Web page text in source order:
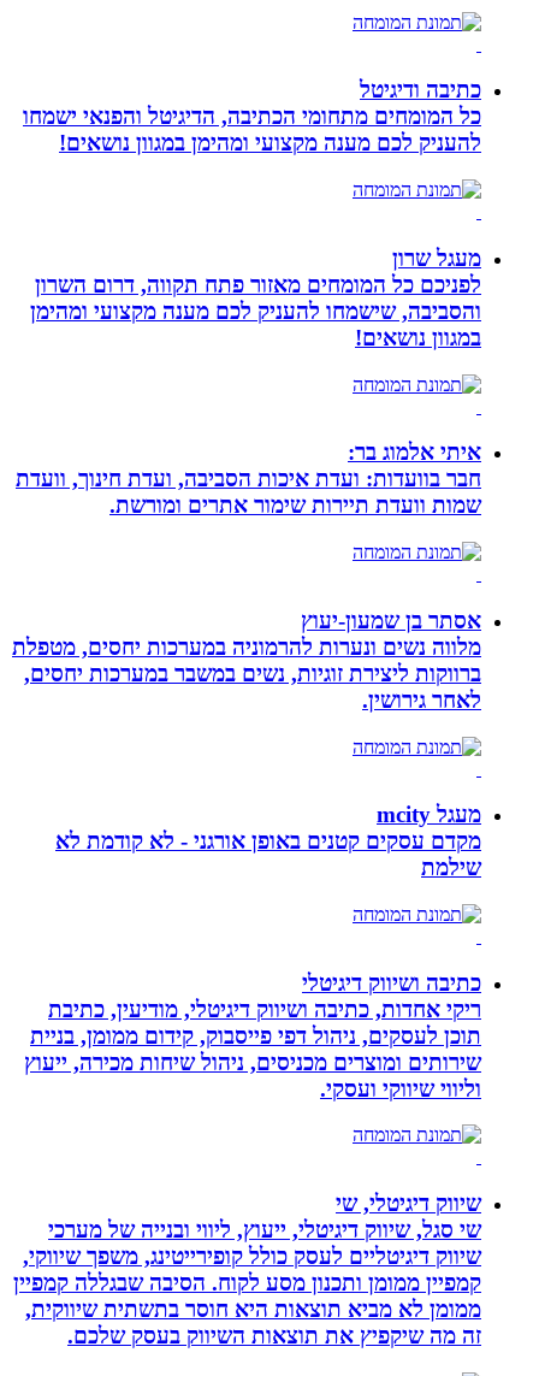
כתיבה ודיגיטל
כל המומחים מתחומי הכתיבה, הדיגיטל והפנאי ישמחו
להעניק לכם מענה מקצועי ומהימן במגוון נושאים!
מעגל שרון
לפניכם כל המומחים מאזור פתח תקווה, דרום השרון
והסביבה, שישמחו להעניק לכם מענה מקצועי ומהימן
במגוון נושאים!
איתי אלמוג בר:
חבר בוועדות: ועדת איכות הסביבה, ועדת חינוך, וועדת
שמות וועדת תיירות שימור אתרים ומורשת.
אסתר בן שמעון-יעוץ
מלווה נשים ונערות להרמוניה במערכות יחסים, מטפלת
ברווקות ליצירת זוגיות, נשים במשבר במערכות יחסים,
לאחר גירושין.
מעגל mcity
מקדם עסקים קטנים באופן אורגני - לא קודמת לא
שילמת
כתיבה ושיווק דיגיטלי
ריקי אחדות, כתיבה ושיווק דיגיטלי, מודיעין, כתיבת
תוכן לעסקים, ניהול דפי פייסבוק, קידום ממומן, בניית
שירותים ומוצרים מכניסים, ניהול שיחות מכירה, ייעוץ
וליווי שיווקי ועסקי.
שיווק דיגיטלי, שי
שי סגל, שיווק דיגיטלי, ייעוץ, ליווי ובנייה של מערכי
שיווק דיגיטליים לעסק כולל קופירייטינג, משפך שיווקי,
קמפיין ממומן ותכנון מסע לקוח. הסיבה שבגללה קמפיין
ממומן לא מביא תוצאות היא חוסר בתשתית שיווקית,
זה מה שיקפיץ את תוצאות השיווק בעסק שלכם.